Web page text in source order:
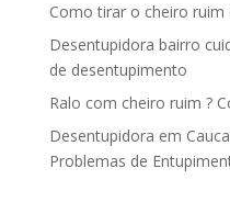
Como tirar o cheiro
Desentupidora bairro
de desentupimento
Ralo com cheiro ruim ?
Desentupidora em
Problemas de